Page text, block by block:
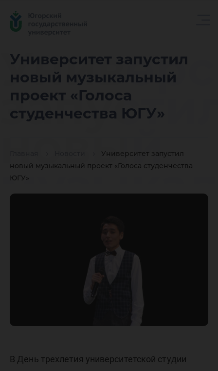
Университет запустил
новый музыкальный
проект «Голоса
студенчества ЮГУ»
Университет запустил
новый музыкальный проект «Голоса студенчества
ЮГУ»
новый
проект
«Голоса
ЮГУ»
В День трехлетия университетской студии